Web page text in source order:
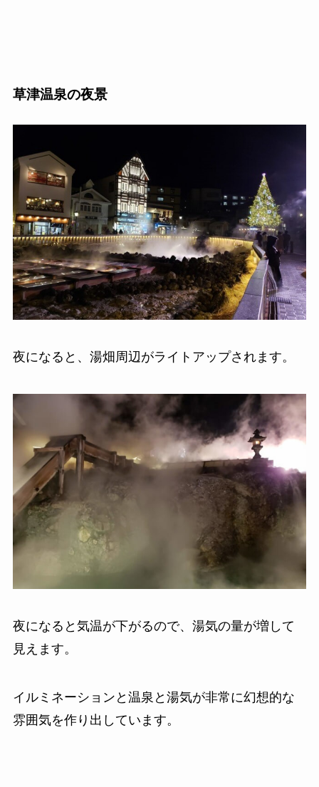
草津温泉の夜景
夜になると、湯畑周辺がライトアップされます。
夜になると気温が下がるので、湯気の量が増して
見えます。
イルミネーションと温泉と湯気が非常に幻想的な
雰囲気を作り出しています。